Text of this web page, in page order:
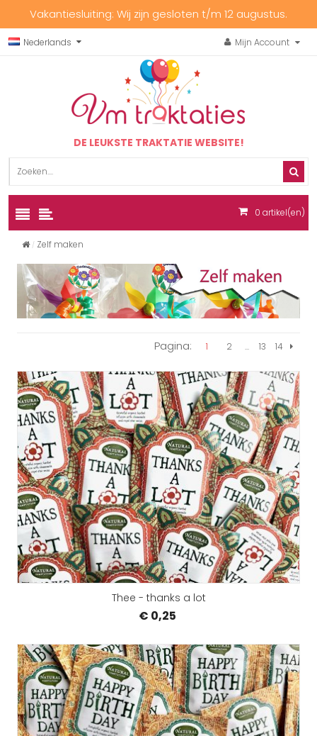
Vakantiesluiting: Wij zijn gesloten t/m 12 augustus.
Nederlands Mijn Account
DE LEUKSTE TRAKTATIE WEBSITE!
0 artikel(en)
Zelf maken
Pagina: 1 2 ... 13
14
Thee - thanks a lot
€ 0,25